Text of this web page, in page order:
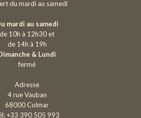
du mardi au samedi
mardi au samedi
de 10h à 12h30 et
de 14h à 19h
& Lundi
fermé
Adresse
4 rue Vauban
68000 Colmar
+33 390 505 993